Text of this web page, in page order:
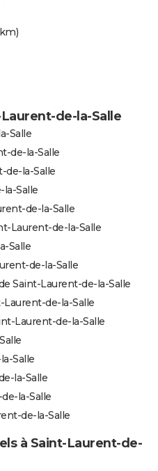
de-la-Salle
Salle
de-la-Salle
de-la-Salle
Salle
de-la-Salle
Laurent-de-la-Salle
Salle
de-la-Salle
Saint-Laurent-de-la-Salle
Laurent-de-la-Salle
Laurent-de-la-Salle
Salle
la-Salle
la-Salle
de-la-Salle
à Saint-Laurent-de-